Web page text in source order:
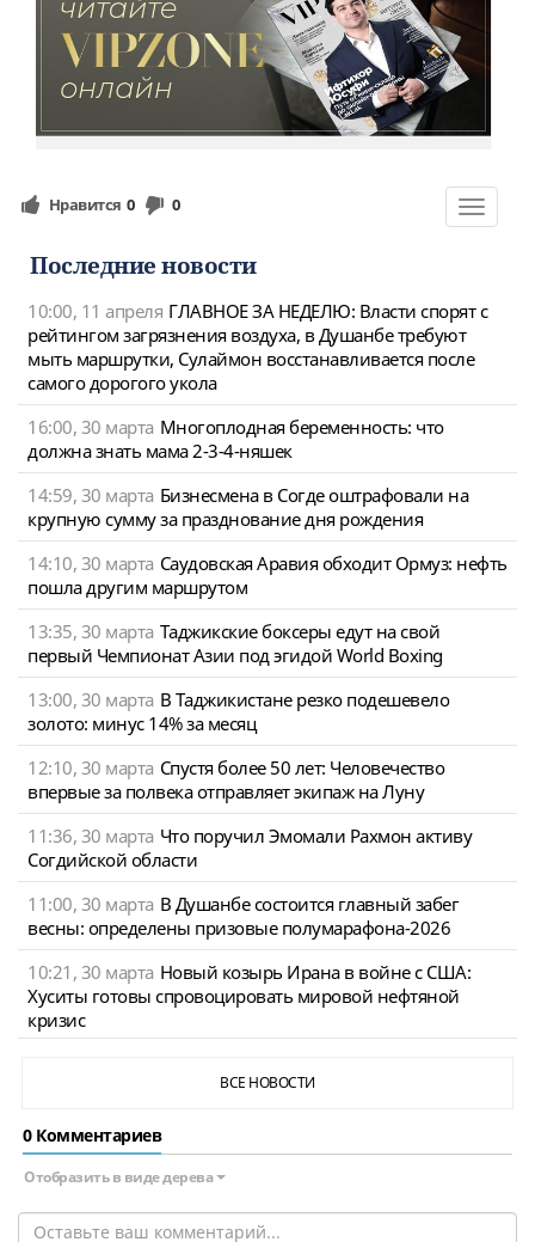
Toggle
Нравится 0 0
Последние новости
10:00, 11 апреля ГЛАВНОЕ ЗА НЕДЕЛЮ: Власти спорят с
рейтингом загрязнения воздуха, в Душанбе требуют
мыть маршрутки, Сулаймон восстанавливается после
самого дорогого укола
16:00, 30 марта Многоплодная беременность: что
должна знать мама 2-3-4-няшек
14:59, 30 марта Бизнесмена в Согде оштрафовали на
крупную сумму за празднование дня рождения
14:10, 30 марта Саудовская Аравия обходит Ормуз: нефть
пошла другим маршрутом
13:35, 30 марта Таджикские боксеры едут на свой
первый Чемпионат Азии под эгидой World Boxing
13:00, 30 марта В Таджикистане резко подешевело
золото: минус 14% за месяц
12:10, 30 марта Спустя более 50 лет: Человечество
впервые за полвека отправляет экипаж на Луну
11:36, 30 марта Что поручил Эмомали Рахмон активу
Согдийской области
11:00, 30 марта В Душанбе состоится главный забег
весны: определены призовые полумарафона-2026
10:21, 30 марта Новый козырь Ирана в войне с США:
Хуситы готовы спровоцировать мировой нефтяной
кризис
ВСЕ НОВОСТИ
0 Комментариев
Отобразить в виде дерева